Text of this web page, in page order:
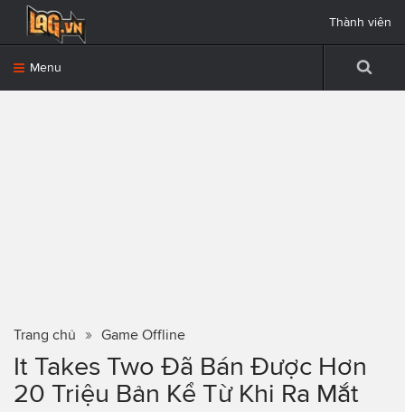
Menu
Thành viên
Trang chủ Game Offline
It Takes Two Đã Bán Được Hơn
20 Triệu Bản Kể Từ Khi Ra Mắt